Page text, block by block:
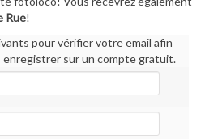
Rue!
pour vérifier votre email afin
enregistrer sur un compte gratuit.